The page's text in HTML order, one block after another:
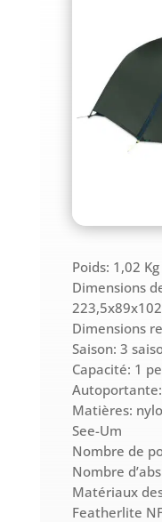
Poids: 1,02 Kg
Dimensions
Dimensions
Saison: 3
Capacité: 1
Matières:
See-Um
Nombre de
Nombre
Matériaux
Featherlite